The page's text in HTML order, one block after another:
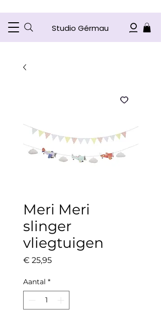
Studio Gérmau
Meri Meri
slinger
vliegtuigen
€ 25,95Prijs
Aantal *